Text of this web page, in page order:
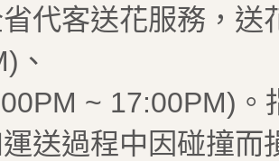
代客送花服務，
、
~ 17:00PM)。
送過程中因碰撞而